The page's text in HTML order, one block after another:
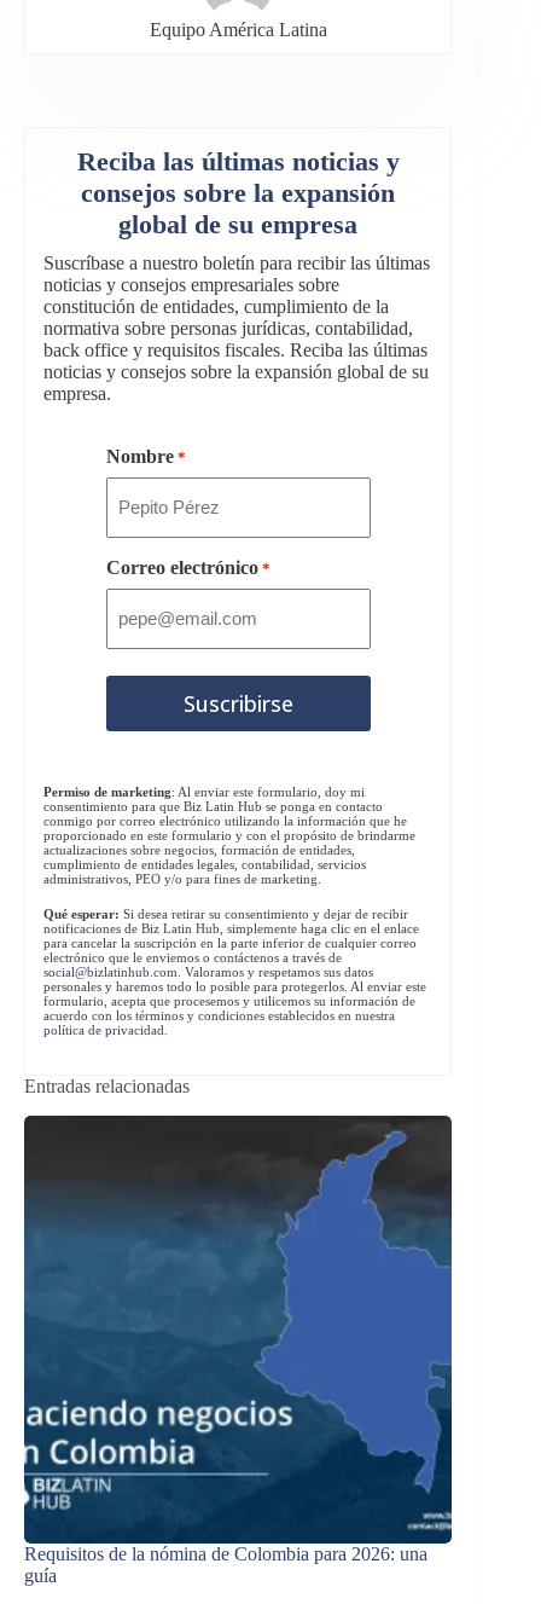
Equipo América Latina
Reciba las últimas noticias y
consejos sobre la expansión
global de su empresa
Suscríbase a nuestro boletín para recibir las últimas
noticias y consejos empresariales sobre
constitución de entidades, cumplimiento de la
normativa sobre personas jurídicas, contabilidad,
back office y requisitos fiscales. Reciba las últimas
noticias y consejos sobre la expansión global de su
empresa.
Nombre *
Correo electrónico *
Permiso de marketing: Al enviar este formulario, doy mi
consentimiento para que Biz Latin Hub se ponga en contacto
conmigo por correo electrónico utilizando la información que he
proporcionado en este formulario y con el propósito de brindarme
actualizaciones sobre negocios, formación de entidades,
cumplimiento de entidades legales, contabilidad, servicios
administrativos, PEO y/o para fines de marketing.
Qué esperar: Si desea retirar su consentimiento y dejar de recibir
notificaciones de Biz Latin Hub, simplemente haga clic en el enlace
para cancelar la suscripción en la parte inferior de cualquier correo
electrónico que le enviemos o contáctenos a través de
social@bizlatinhub.com . Valoramos y respetamos sus datos
personales y haremos todo lo posible para protegerlos. Al enviar este
formulario, acepta que procesemos y utilicemos su información de
acuerdo con los términos y condiciones establecidos en nuestra
política de privacidad
Entradas relacionadas
Requisitos de la nómina de Colombia para 2026: una
guía